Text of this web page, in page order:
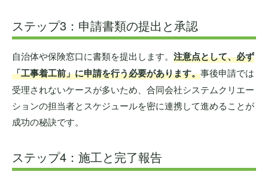
ステップ3：申請書類の提出と承認
自治体や保険窓口に書類を提出します。 注意点として、必ず
「工事着工前」に申請を行う必要があります。事後申請では
受理されないケースが多いため、合同会社システムクリエー
ションの担当者とスケジュールを密に連携して進めることが
成功の秘訣です。
ステップ4：施工と完了報告